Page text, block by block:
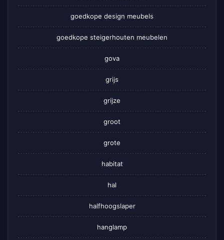
goedkope design meubels
goedkope steigerhouten meubelen
gova
grijs
grijze
groot
grote
habitat
hal
halfhoogslaper
hanglamp